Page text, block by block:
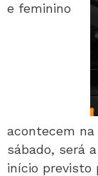
e feminino
acontecem
sábado, será
início previsto